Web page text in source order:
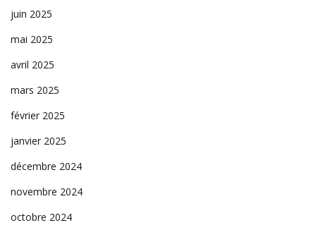
juin 2025
mai 2025
avril 2025
mars 2025
février 2025
janvier 2025
décembre 2024
novembre 2024
octobre 2024